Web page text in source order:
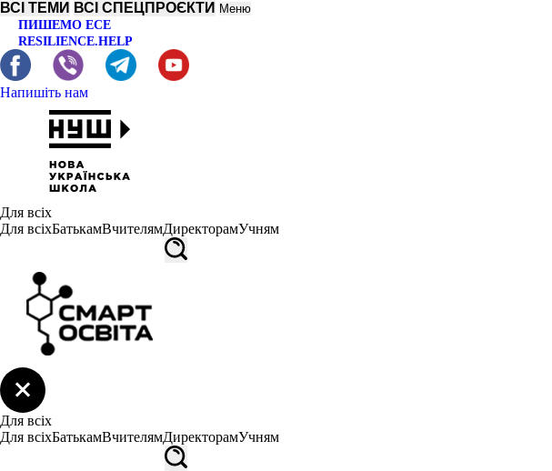
ВСІ ТЕМИ ВСІ СПЕЦПРОЄКТИ Меню
ПИШЕМО ЕСЕ
RESILIENCE.HELP
Напишіть нам
Для всіх
Для всіхБатькамВчителямДиректорамУчням
Для всіх
Для всіхБатькамВчителямДиректорамУчням